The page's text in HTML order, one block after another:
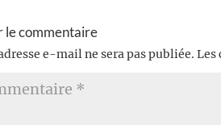
le commentaire
e-mail ne sera pas publiée. Les